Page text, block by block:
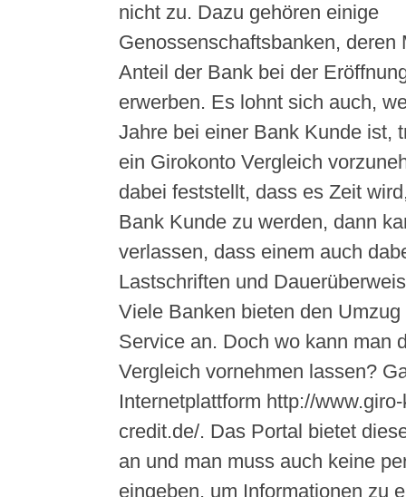
nicht zu. Dazu gehören einige
Genossenschaftsbanken, deren
Anteil der Bank bei der
erwerben. Es lohnt sich auch,
Jahre bei einer Bank Kunde ist,
ein Girokonto Vergleich
dabei feststellt, dass es Zeit
Bank Kunde zu werden, dann
verlassen, dass einem auch
Lastschriften und
Viele Banken bieten den
Service an. Doch wo kann man
Vergleich vornehmen lassen?
Internetplattform http://
credit.de/. Das Portal bietet
an und man muss auch keine
eingeben, um Informationen zu